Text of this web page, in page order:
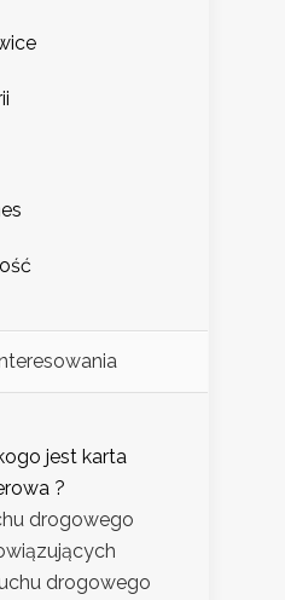
jest karta
?
drogowego
drogowego